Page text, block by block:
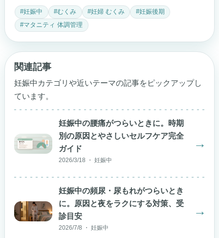
#妊娠中 #むくみ #妊婦 むくみ
#妊娠後期
#マタニティ 体調管理
関連記事
妊娠中カテゴリや近いテーマの記事をピックアップし
ています。
妊娠中の腰痛がつらいときに。時期
別の原因とやさしいセルフケア完全
ガイド
2026/3/18 ・ 妊娠中
→
妊娠中の頻尿・尿もれがつらいとき
に。原因と夜をラクにする対策、受
診目安
2026/7/8 ・ 妊娠中
→